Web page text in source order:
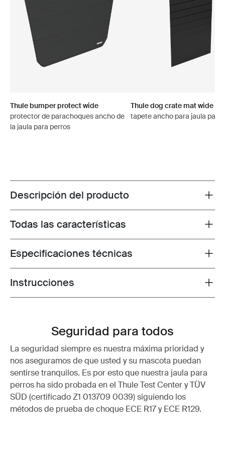
Thule bumper protect wide
protector de parachoques ancho de
la jaula para perros
Thule dog crate mat wide
tapete ancho para jaula para
Toggle overview
Descripción del producto
Toggle features
Todas las características
Toggle techspec
Especificaciones técnicas
Toggle guides and instructions
Instrucciones
Seguridad para todos
La seguridad siempre es nuestra máxima prioridad y
nos aseguramos de que usted y su mascota puedan
sentirse tranquilos. Es por esto que nuestra jaula para
perros ha sido probada en el Thule Test Center y TÜV
SÜD (certificado Z1 013709 0039) siguiendo los
métodos de prueba de choque ECE R17 y ECE R129.